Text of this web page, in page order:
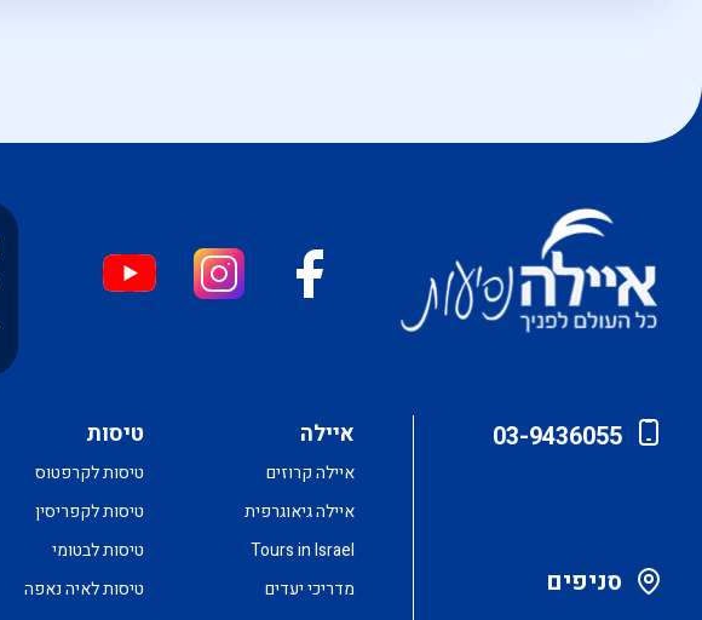
03-9436055
סניפים
איילה
איילה קרוזים
איילה גיאוגרפית
Tours in Israel
מדריכי יעדים
טיסות
טיסות לקרפטוס
טיסות לקפריסין
טיסות לבטומי
טיסות לאיה נאפה